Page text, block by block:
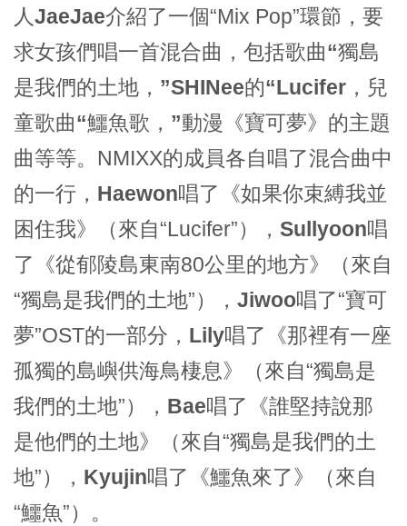
人JaeJae介紹了一個“Mix Pop”環節，要
求女孩們唱一首混合曲，包括歌曲“獨島
是我們的土地，”SHINee的“Lucifer， 兒
童歌曲“鱷魚歌，”動漫《寶可夢》的主題
曲等等。NMIXX的成員各自唱了混合曲中
的一行， Haewon唱了《如果你束縛我並
困住我》（來自“Lucifer”）， Sullyoon唱
了《從郁陵島東南80公里的地方》（來自
“獨島是我們的土地”）， Jiwoo唱了“寶可
夢”OST的一部分， Lily唱了《那裡有一座
孤獨的島嶼供海鳥棲息》（來自“獨島是
我們的土地”）， Bae唱了《誰堅持說那
是他們的土地》（來自“獨島是我們的土
地”）， Kyujin唱了《鱷魚來了》（來自
“鱷魚”）。